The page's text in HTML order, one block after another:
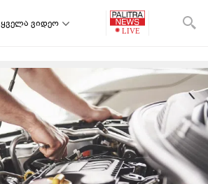
ყველა ვიდეო